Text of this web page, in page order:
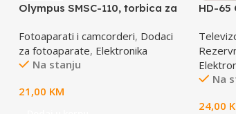
Olympus SMSC-110, torbica za
E0412112
Fotoaparati i camcorderi, Dodaci
za fotoaparate, Elektronika
Na stanju
21,00 KM
HD-65
Na
24,00